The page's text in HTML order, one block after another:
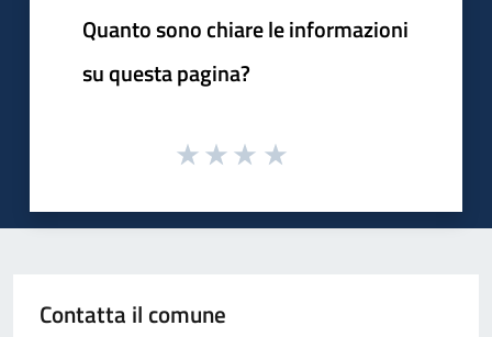
Quanto sono chiare le informazioni
su questa pagina?
Contatta il comune